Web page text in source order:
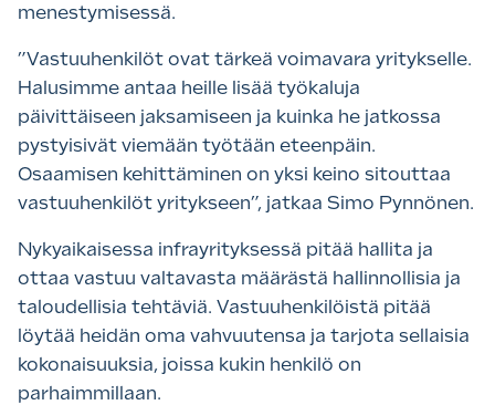
menestymisessä.
”Vastuuhenkilöt ovat tärkeä voimavara yritykselle.
Halusimme antaa heille lisää työkaluja
päivittäiseen jaksamiseen ja kuinka he jatkossa
pystyisivät viemään työtään eteenpäin.
Osaamisen kehittäminen on yksi keino sitouttaa
vastuuhenkilöt yritykseen”, jatkaa Simo Pynnönen.
Nykyaikaisessa infrayrityksessä pitää hallita ja
ottaa vastuu valtavasta määrästä hallinnollisia ja
taloudellisia tehtäviä. Vastuuhenkilöistä pitää
löytää heidän oma vahvuutensa ja tarjota sellaisia
kokonaisuuksia, joissa kukin henkilö on
parhaimmillaan.